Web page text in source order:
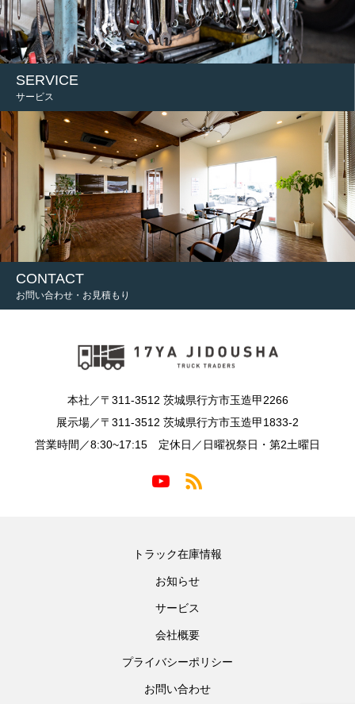
SERVICE
サービス
CONTACT
お問い合わせ・お見積もり
本社／〒311-3512 茨城県行方市玉造甲2266
展示場／〒311-3512 茨城県行方市玉造甲1833-2
営業時間／8:30~17:15 定休日／日曜祝祭日・第2土曜日
トラック在庫情報
お知らせ
サービス
会社概要
プライバシーポリシー
お問い合わせ